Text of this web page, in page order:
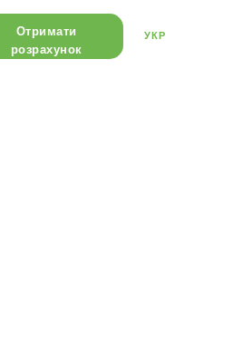
УКР
Отримати
розрахунок